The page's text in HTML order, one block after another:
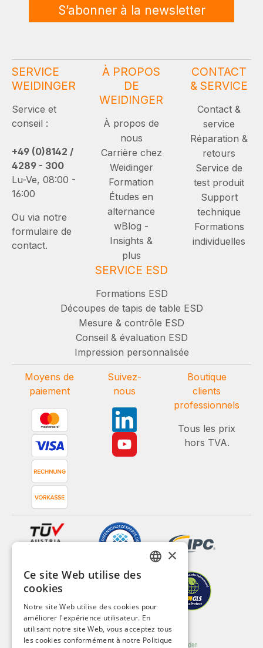
S’abonner à la newsletter
SERVICE
WEIDINGER
Service et
conseil :
+49 (0)8142 /
4289 - 300
Lu-Ve, 08:00 -
16:00
Ou via notre
formulaire de
contact.
À PROPOS
DE
WEIDINGER
À propos de
nous
Carrière chez
Weidinger
Formation
Études en
alternance
wBlog -
Insights &
plus
CONTACT
& SERVICE
Contact &
service
Réparation &
retours
Service de
test produit
Support
technique
Formations
individuelles
SERVICE ESD
Formations ESD
Découpes de tapis de table ESD
Mesure & contrôle ESD
Conseil & évaluation ESD
Impression personnalisée
Moyens de
paiement
Suivez-
nous
Boutique
clients
professionnels
Tous les prix
hors TVA.
ITALIAN
×
Ce site Web utilise des
cookies
Notre site Web utilise des cookies pour
améliorer l'expérience utilisateur. En
utilisant notre site Web, vous acceptez tous
les cookies conformément à notre Politique